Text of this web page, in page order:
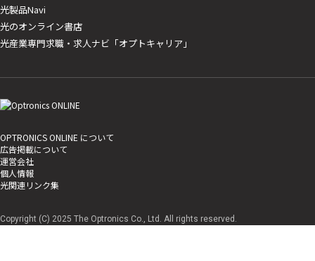
光製品Navi
光のオンライン書店
光産業専門求職・求人ナビ「オプトキャリア」
OPTRONICS ONLINE について
広告掲載について
運営会社
個人情報
光関連リンク集
Copyright (C) 2025 The Optronics Co., Ltd. All rights reserved.